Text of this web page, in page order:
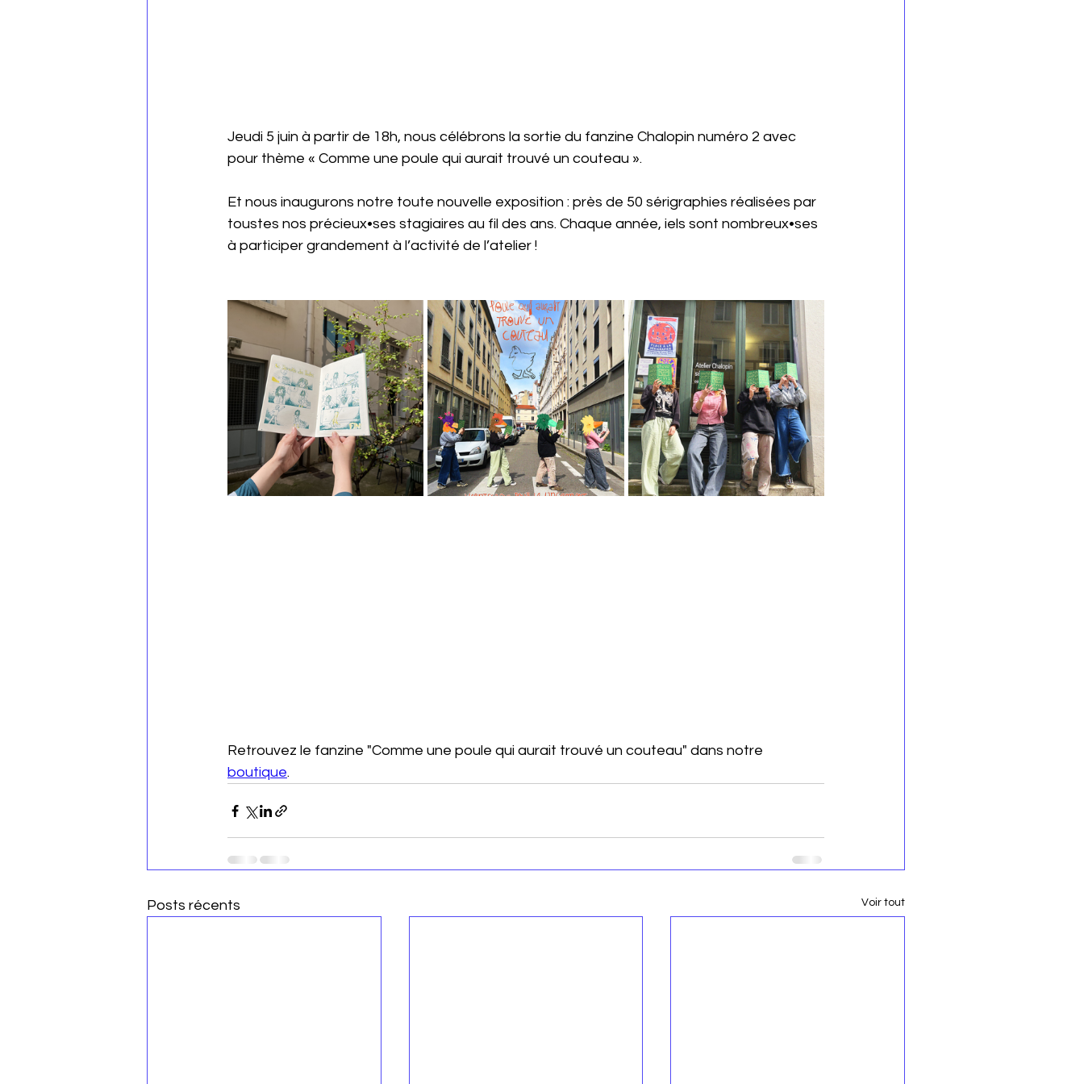
Jeudi 5 juin à partir de 18h, nous célébrons la sortie du fanzine Chalopin numéro 2 avec
pour thème « Comme une poule qui aurait trouvé un couteau ».
Et nous inaugurons notre toute nouvelle exposition : près de 50 sérigraphies réalisées par
toustes nos précieux•ses stagiaires au fil des ans. Chaque année, iels sont nombreux•ses
à participer grandement à l’activité de l’atelier !
Retrouvez le fanzine "Comme une poule qui aurait trouvé un couteau" dans notre
boutique.
Posts récents Voir tout